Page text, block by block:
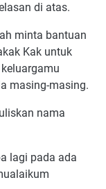
di atas.
minta bantuan
Kak untuk
masing-masing.
nama
lagi pada ada